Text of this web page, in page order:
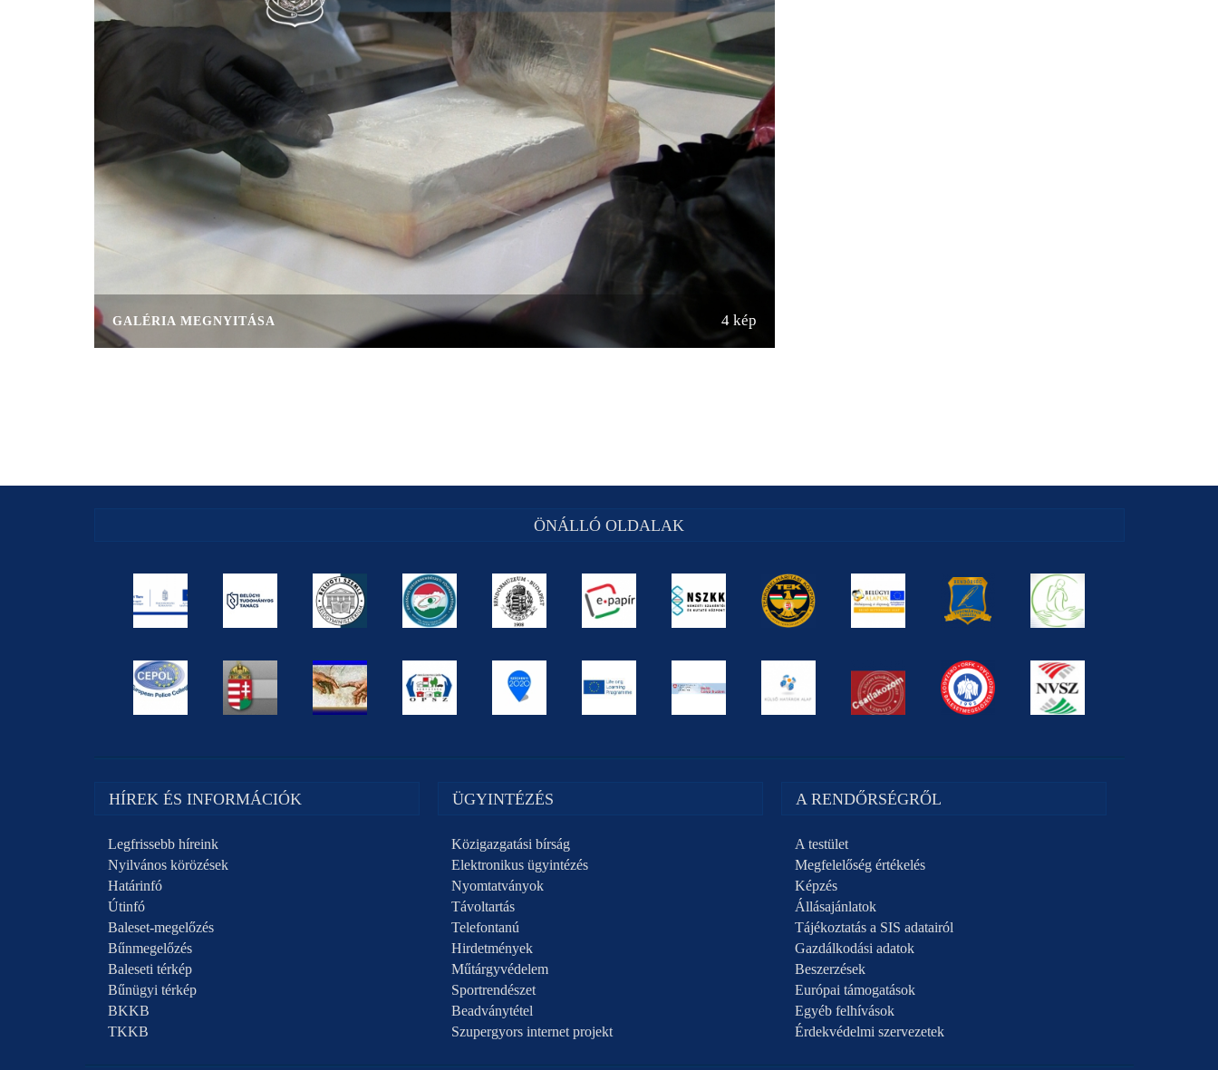
4 kép
GALÉRIA MEGNYITÁSA
ÖNÁLLÓ OLDALAK
HÍREK ÉS INFORMÁCIÓK
Legfrissebb híreink
Nyilvános körözések
Határinfó
Útinfó
Baleset-megelőzés
Bűnmegelőzés
Baleseti térkép
Bűnügyi térkép
BKKB
TKKB
ÜGYINTÉZÉS
Közigazgatási bírság
Elektronikus ügyintézés
Nyomtatványok
Távoltartás
Telefontanú
Hirdetmények
Műtárgyvédelem
Sportrendészet
Beadványtétel
Szupergyors internet projekt
A RENDŐRSÉGRŐL
A testület
Megfelelőség értékelés
Képzés
Állásajánlatok
Tájékoztatás a SIS adatairól
Gazdálkodási adatok
Beszerzések
Európai támogatások
Egyéb felhívások
Érdekvédelmi szervezetek